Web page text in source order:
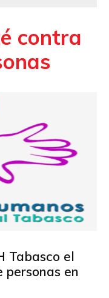
contra
Tabasco el
en